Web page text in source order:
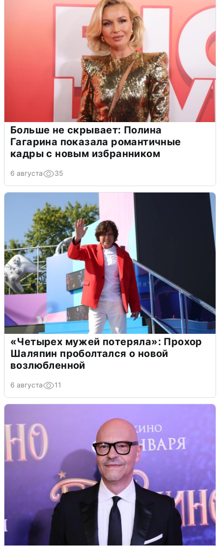
Больше не скрывает: Полина
Гагарина показала романтичные
кадры с новым избранником
6 августа 35
«Четырех мужей потеряла»: Прохор
Шаляпин проболтался о новой
возлюбленной
6 августа 11